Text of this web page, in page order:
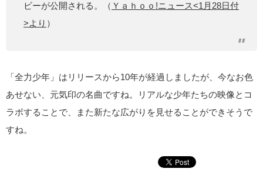
ビーが公開される。（ Ｙａｈｏｏ!ニュース<1月28日付
>より ）
「全力少年」はリリースから10年が経過しましたが、今なお色
あせない、元気印の名曲ですね。リアルな少年たちの映像とコ
ラボすることで、また新たな広がりを見せることができそうで
すね。